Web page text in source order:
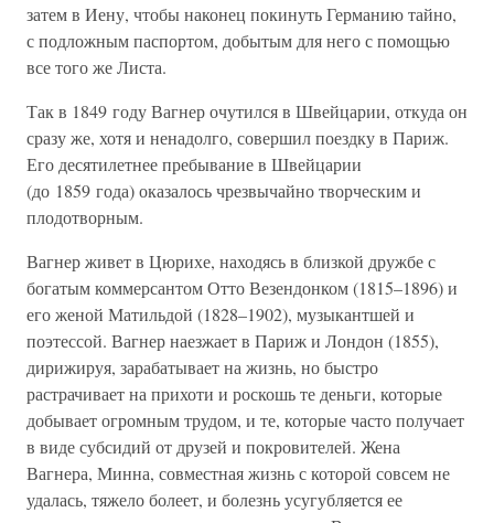
затем в Иену, чтобы наконец покинуть Германию тайно,
с подложным паспортом, добытым для него с помощью
все того же Листа.
Так в 1849 году Вагнер очутился в Швейцарии, откуда он
сразу же, хотя и ненадолго, совершил поездку в Париж.
Его десятилетнее пребывание в Швейцарии
(до 1859 года) оказалось чрезвычайно творческим и
плодотворным.
Вагнер живет в Цюрихе, находясь в близкой дружбе с
богатым коммерсантом Отто Везендонком (1815–1896) и
его женой Матильдой (1828–1902), музыкантшей и
поэтессой. Вагнер наезжает в Париж и Лондон (1855),
дирижируя, зарабатывает на жизнь, но быстро
растрачивает на прихоти и роскошь те деньги, которые
добывает огромным трудом, и те, которые часто получает
в виде субсидий от друзей и покровителей. Жена
Вагнера, Минна, совместная жизнь с которой совсем не
удалась, тяжело болеет, и болезнь усугубляется ее